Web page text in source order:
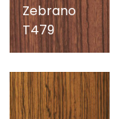
Zebrano
T479